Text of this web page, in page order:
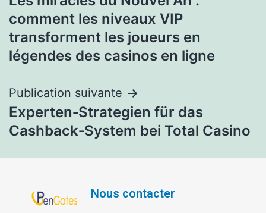
comment les niveaux VIP
transforment les joueurs en
légendes des casinos en ligne
Publication suivante
Experten‑Strategien für das
Cashback‑System bei Total Casino
Nous contacter